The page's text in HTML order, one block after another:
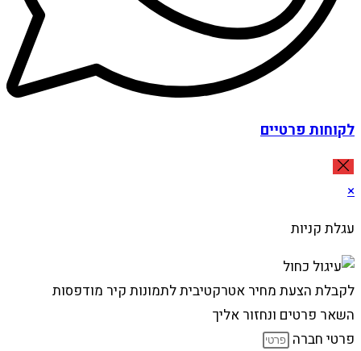
לקוחות פרטיים
×
עגלת קניות
לקבלת הצעת מחיר אטרקטיבית לתמונות קיר מודפסות
השאר פרטים ונחזור אליך
פרטי חברה